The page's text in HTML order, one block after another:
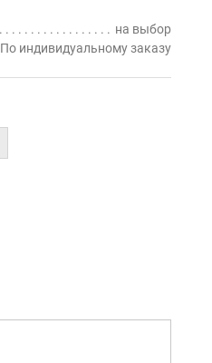
на выбор
По индивидуальному заказу